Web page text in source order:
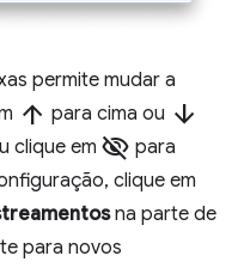
permite mudar a
arrow_upward para cima ou arrow_downward
clique em visibility_off para
clique em
na parte de
para novos